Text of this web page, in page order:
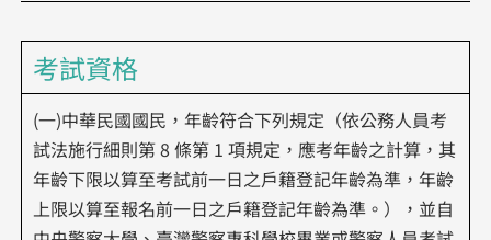
考試資格
(一)中華民國國民，年齡符合下列規定（依公務人員考
試法施行細則第 8 條第 1 項規定，應考年齡之計算，其
年齡下限以算至考試前一日之戶籍登記年齡為準，年齡
上限以算至報名前一日之戶籍登記年齡為準。），並自